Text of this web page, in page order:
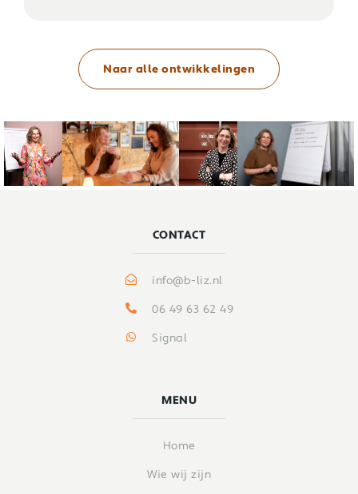
Naar alle ontwikkelingen
CONTACT
info@b-liz.nl
06 49 63 62 49
Signal
MENU
Home
Wie wij zijn